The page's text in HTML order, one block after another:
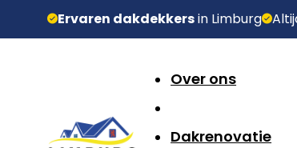
Ervaren dakdekkersin Limburg
Over ons
Dakrenovatie